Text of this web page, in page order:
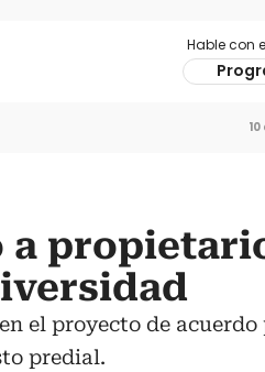
Hable con
el proyecto de acuerdo
predial.